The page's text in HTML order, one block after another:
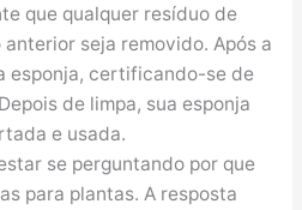
que qualquer resíduo de
seja removido. Após a
esponja, certificando-se de
de limpa, sua esponja
e usada.
se perguntando por que
para plantas. A resposta